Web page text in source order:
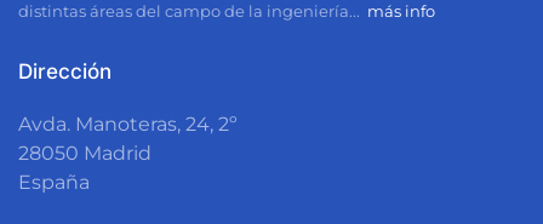
distintas áreas del campo de la ingeniería... más info
Dirección
Avda. Manoteras, 24, 2º
28050 Madrid
España